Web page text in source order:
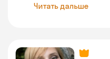
Читать дальше